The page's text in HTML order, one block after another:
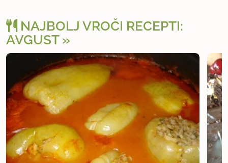
NAJBOLJ VROČI RECEPTI:
AVGUST